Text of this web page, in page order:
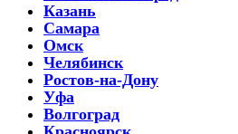
Казань
Самара
Омск
Челябинск
Ростов-на-Дону
Уфа
Волгоград